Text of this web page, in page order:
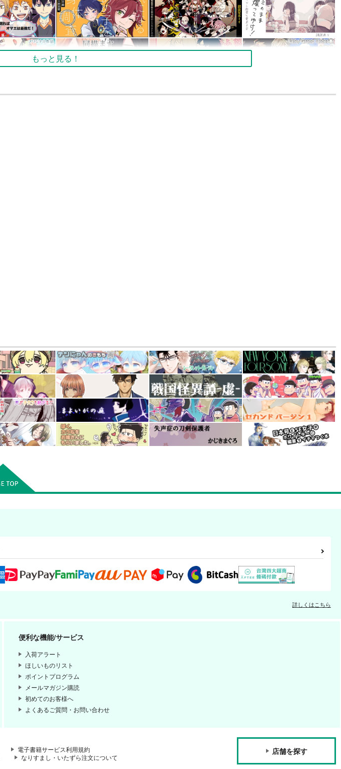
もっと見る！
詳しくはこちら
便利な機能/サービス
入荷アラート
ほしいものリスト
ポイントプログラム
メールマガジン購読
初めてのお客様へ
よくあるご質問・お問い合わせ
電子書籍サービス利用規約
なりすまし・いたずら注文について
店舗を探す